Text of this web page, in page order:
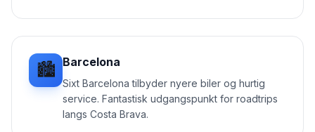
🏙️ Barcelona
Sixt Barcelona tilbyder nyere biler og hurtig
service. Fantastisk udgangspunkt for roadtrips
langs Costa Brava.